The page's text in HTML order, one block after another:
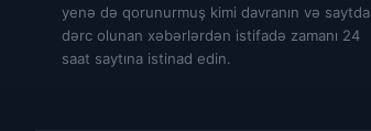
yenə də qorunurmuş kimi davranın və saytda
dərc olunan xəbərlərdən istifadə zamanı 24
saat saytına istinad edin.